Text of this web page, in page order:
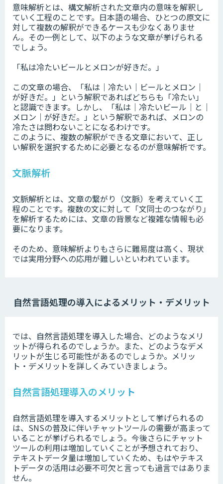
意味解析とは、構文解析された文章内の意味を解釈し
ていく工程のことです。日本語の場合、ひとつの原文に
対して複数の解釈ができるケースも少なくありませ
ん。その一例として、以下のような文章が挙げられる
でしょう。
「私は冷たいビールとメロンが好きだ。」
この文章の場合、「私は｜冷たい｜ビールとメロン｜
が好きだ。」という解釈であればどちらも「冷たい」
と認識できます。しかし、「私は｜冷たいビール｜と｜
メロン｜が好きだ。」という解釈であれば、メロンの
冷たさは問わないことになるわけです。
このように、複数の解釈ができる文章において、正し
い解釈を選択するために必要となるのが意味解析です。
文脈解析
文脈解析とは、文章の繋がり（文脈）を考えていく工
程のことです。複数の文に対して「文同士のつながり」
を解析するためには、文章の背景など複雑な情報も必
要になります。
そのため、意味解析よりもさらに難易度は高く、現状
では実用分野への応用が難しいといわれています。
自然言語処理の導入によるメリット・デメリット
では、自然言語処理を導入した場合、どのようなメリ
ットが得られるのでしょうか。また、どのようなデメ
リットが生じる可能性があるのでしょうか。メリッ
ト・デメリットを詳しくみていきましょう。
自然言語処理導入のメリット
自然言語処理を導入するメリットとして挙げられるの
は、SNSの普及に伴いチャットツールの需要が高まって
いることが挙げられるでしょう。今後さらにチャット
ツールの利用は増加していくことが予想されており、
テキストデータ量は増加していくため、もはやテキス
トデータの活用は必要不可欠と言っても過言ではありま
せん。